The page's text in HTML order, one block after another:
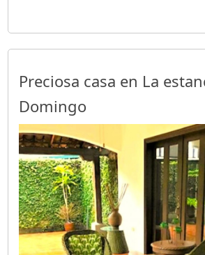
Preciosa casa en La
Domingo